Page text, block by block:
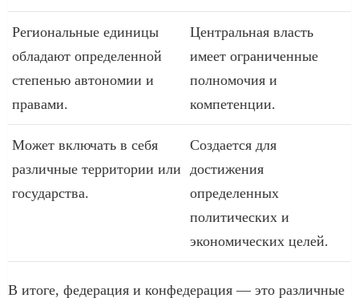
Региональные единицы
обладают определенной
степенью автономии и
правами.
Центральная власть
имеет ограниченные
полномочия и
компетенции.
Может включать в себя
различные территории или
государства.
Создается для
достижения
определенных
политических и
экономических целей.
В итоге, федерация и конфедерация — это различные